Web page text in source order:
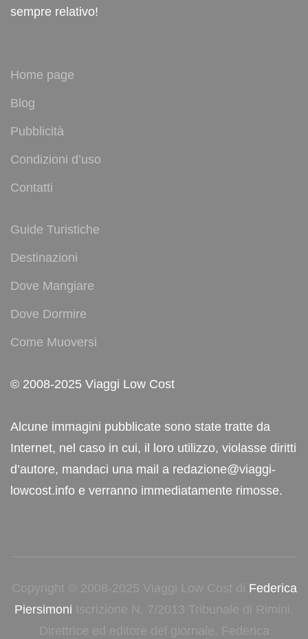
sempre relativo!
Home page
Blog
Pubblicità
Condizioni d’uso
Contatti
Guide Turistiche
Destinazioni
Dove Mangiare
Dove Dormire
Come Muoversi
© 2008-2025 Viaggi Low Cost
Alcune immagini pubblicate sono state tratte da
Internet, nel caso in cui, il loro utilizzo, violasse diritti
d’autore, mandaci una mail a redazione@viaggi-
lowcost.info e verranno immediatamente rimosse.
Copyright © 2008-2025 Viaggi Low Cost di Federica
Piersimoni Iscrizione N. 7/2013 Tribunale di Rimini.
Direttrice ed editore del giornale, Federica